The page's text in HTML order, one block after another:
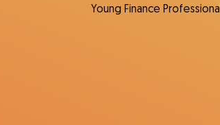
Young Finance Professional